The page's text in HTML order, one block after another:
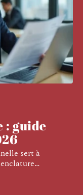
: guide
sert à
…